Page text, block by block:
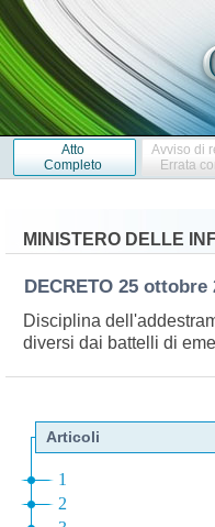
Atto
Completo
Avviso di
Errata
MINISTERO DELLE
DECRETO 25 ottobre
Disciplina
diversi dai battelli di